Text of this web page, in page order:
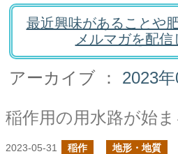
最近興味があることや
メルマガを配信
アーカイブ ： 2023年
稲作用の用水路が始
2023-05-31 稲作 地形・地質